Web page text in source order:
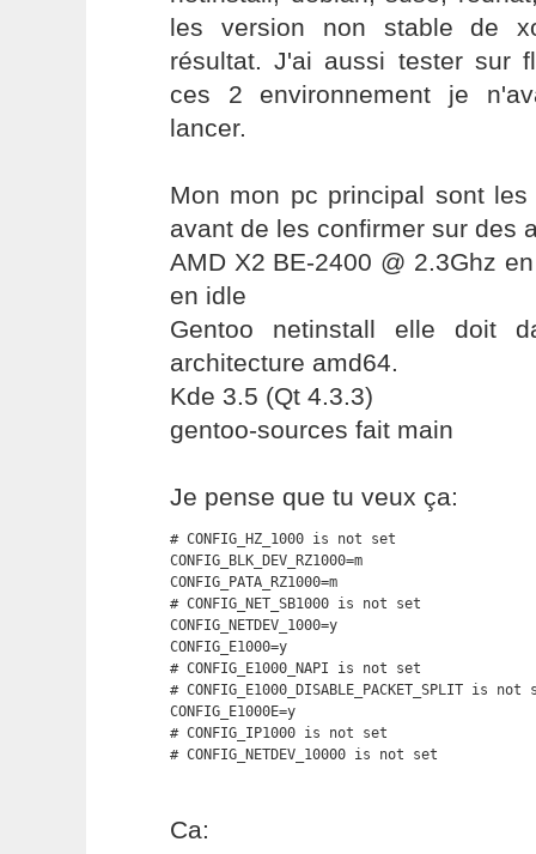
les version non stable de
résultat. J'ai aussi tester sur
ces 2 environnement je
lancer.
Mon mon pc principal sont
avant de les confirmer sur des
AMD X2 BE-2400 @ 2.3Ghz
en idle
Gentoo netinstall elle doit
architecture amd64.
Kde 3.5 (Qt 4.3.3)
gentoo-sources fait main
Je pense que tu veux ça:
# CONFIG_HZ_1000 is not set
CONFIG_BLK_DEV_RZ1000=m
CONFIG_PATA_RZ1000=m
# CONFIG_NET_SB1000 is not set
CONFIG_NETDEV_1000=y
CONFIG_E1000=y
# CONFIG_E1000_NAPI is not set
# CONFIG_E1000_DISABLE_PACKET_SPLIT is not
CONFIG_E1000E=y
# CONFIG_IP1000 is not set
# CONFIG_NETDEV_10000 is not set
Ca: